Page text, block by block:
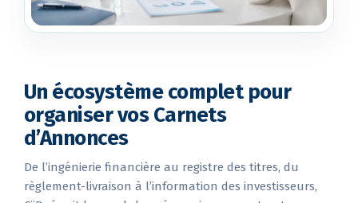
Un écosystème complet pour
organiser vos Carnets
d’Annonces
De l’ingénierie financière au registre des titres, du
règlement-livraison à l’information des investisseurs,